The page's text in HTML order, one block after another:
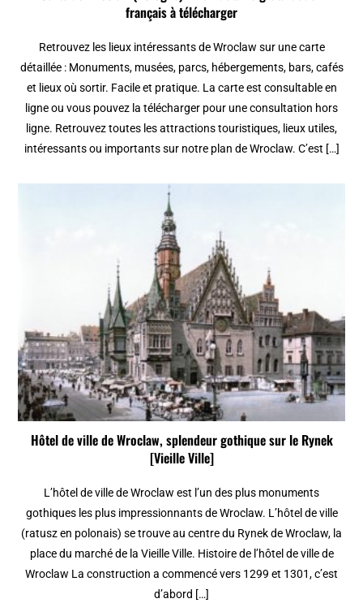
français à télécharger
Retrouvez les lieux intéressants de Wroclaw sur une carte
détaillée : Monuments, musées, parcs, hébergements, bars, cafés
et lieux où sortir. Facile et pratique. La carte est consultable en
ligne ou vous pouvez la télécharger pour une consultation hors
ligne. Retrouvez toutes les attractions touristiques, lieux utiles,
intéressants ou importants sur notre plan de Wroclaw. C’est […]
Hôtel de ville de Wroclaw, splendeur gothique sur le Rynek
[Vieille Ville]
L’hôtel de ville de Wroclaw est l’un des plus monuments
gothiques les plus impressionnants de Wroclaw. L’hôtel de ville
(ratusz en polonais) se trouve au centre du Rynek de Wroclaw, la
place du marché de la Vieille Ville. Histoire de l’hôtel de ville de
Wroclaw La construction a commencé vers 1299 et 1301, c’est
d’abord […]